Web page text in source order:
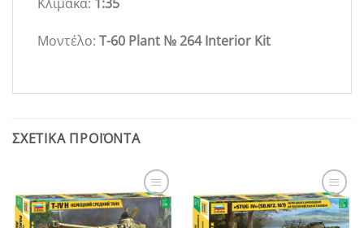
Μοντέλο: T-60 Plant № 264 Interior Kit
ΣΧΕΤΙΚΆ ΠΡΟΪΌΝΤΑ
Add to
Wishlist
Add to
Wishlist